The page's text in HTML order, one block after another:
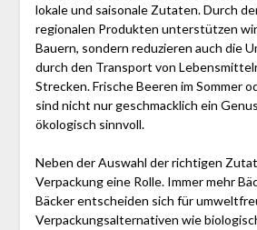
lokale und saisonale Zutaten. Durch
regionalen Produkten unterstützen
Bauern, sondern reduzieren auch die
durch den Transport von
Strecken. Frische Beeren im Sommer
sind nicht nur geschmacklich ein
ökologisch sinnvoll.
Neben der Auswahl der richtigen
Verpackung eine Rolle. Immer mehr
Bäcker entscheiden sich für
Verpackungsalternativen wie